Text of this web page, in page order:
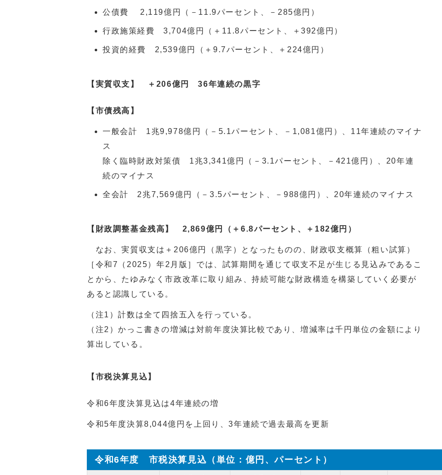
公債費 2,119億円（－11.9パーセント、－285億円）
行政施策経費 3,704億円（＋11.8パーセント、＋392億円）
投資的経費 2,539億円（＋9.7パーセント、＋224億円）
【実質収支】 ＋206億円 36年連続の黒字
【市債残高】
一般会計 1兆9,978億円（－5.1パーセント、－1,081億円）、11年連続のマイナ
ス
除く臨時財政対策債 1兆3,341億円（－3.1パーセント、－421億円）、20年連
続のマイナス
全会計 2兆7,569億円（－3.5パーセント、－988億円）、20年連続のマイナス
【財政調整基金残高】 2,869億円（＋6.8パーセント、＋182億円）
なお、実質収支は＋206億円（黒字）となったものの、財政収支概算（粗い試算）
［令和7（2025）年2月版］では、試算期間を通じて収支不足が生じる見込みであるこ
とから、たゆみなく市政改革に取り組み、持続可能な財政構造を構築していく必要が
あると認識している。
（注1）計数は全て四捨五入を行っている。
（注2）かっこ書きの増減は対前年度決算比較であり、増減率は千円単位の金額により
算出している。
【市税決算見込】
令和6年度決算見込は4年連続の増
令和5年度決算8,044億円を上回り、3年連続で過去最高を更新
令和6年度 市税決算見込（単位：億円、パーセント）